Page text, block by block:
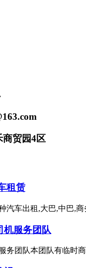
商贸园4区
租赁
汽车出租,大巴,中巴,商
机服务团队
务团队本团队有临时